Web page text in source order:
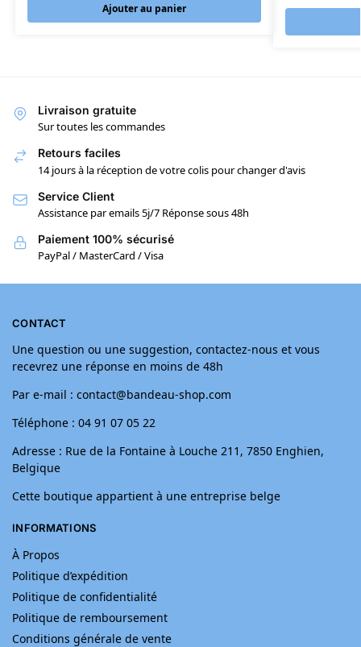
Ajouter au panier
Livraison gratuite
Sur toutes les commandes
Retours faciles
14 jours à la réception de votre colis pour changer d'avis
Service Client
Assistance par emails 5j/7 Réponse sous 48h
Paiement 100% sécurisé
PayPal / MasterCard / Visa
CONTACT
Une question ou une suggestion, contactez-nous et vous
recevrez une réponse en moins de 48h
Par e-mail : contact@bandeau-shop.com
Téléphone : 04 91 07 05 22
Adresse : Rue de la Fontaine à Louche 211, 7850 Enghien,
Belgique
Cette boutique appartient à une entreprise belge
INFORMATIONS
À Propos
Politique d’expédition
Politique de confidentialité
Politique de remboursement
Conditions générale de vente